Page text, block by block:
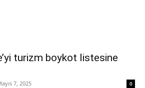
turizm boykot listesine
7, 2025 0